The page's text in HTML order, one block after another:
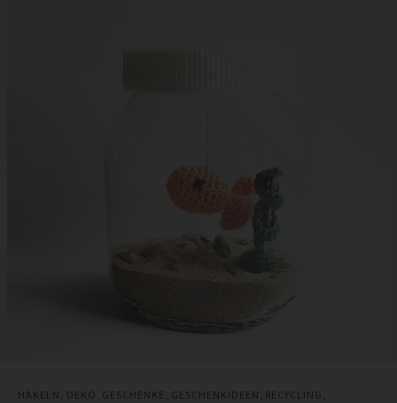
HÄKELN DEKO GESCHENKE GESCHENKIDEEN RECYCLING